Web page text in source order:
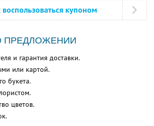
воспользоваться купоном
ПРЕДЛОЖЕНИИ
и гарантия доставки.
или картой.
букета.
цветов.